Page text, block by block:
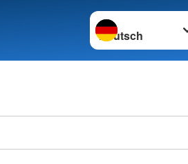
Sprache wechseln zu